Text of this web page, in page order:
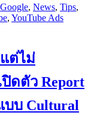
Google, News, Tips,
, YouTube Ads
ต่ไม่
ปิดตัว Report
บบ Cultural